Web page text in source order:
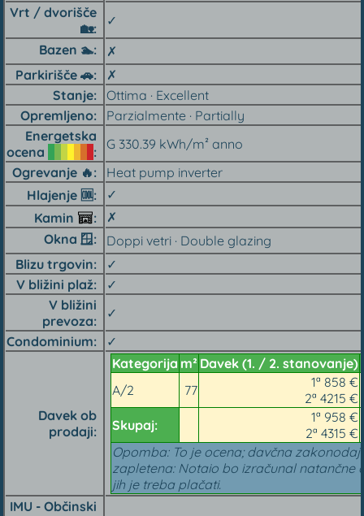
Vrt / dvorišče
🏡︎
✓
Bazen 🏊︎
✗
Parkirišče 🚗︎
✗
Stanje
Ottima · Excellent
Opremljeno
Parzialmente · Partially
Energetska
ocena
G 330.39 kWh/m² anno
Ogrevanje 🔥︎
Heat pump inverter
Hlajenje 🆒︎
✓
Kamin
✗
Okna 🪟︎
Doppi vetri · Double glazing
Blizu trgovin
✓
V bližini plaž
✓
V bližini
prevoza
✓
Condominium
✓
Davek ob
prodaji
Kategorija m² Davek (1. / 2. stanovanje)
A/2
77
1ª 858 €
2ª 4215 €
Skupaj:
1ª 958 €
2ª 4315 €
Opomba: To je ocena; davčna
zapletena: Notaio bo izračunal natančne
jih je treba plačati.
IMU - Občinski